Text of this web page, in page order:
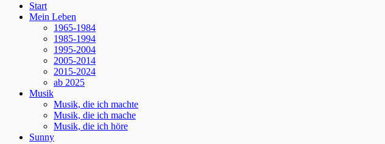
Start
Mein Leben
1965-1984
1985-1994
1995-2004
2005-2014
2015-2024
ab 2025
Musik
Musik, die ich machte
Musik, die ich mache
Musik, die ich höre
Sunny